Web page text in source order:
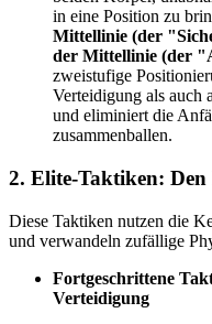
in eine Position zu
Mittellinie (der
der Mittellinie (der
zweistufige
Verteidigung als auch
und eliminiert die
zusammenballen.
2. Elite-Taktiken:
Diese Taktiken nutzen die
und verwandeln zufällige
Fortgeschrittene
Verteidigung